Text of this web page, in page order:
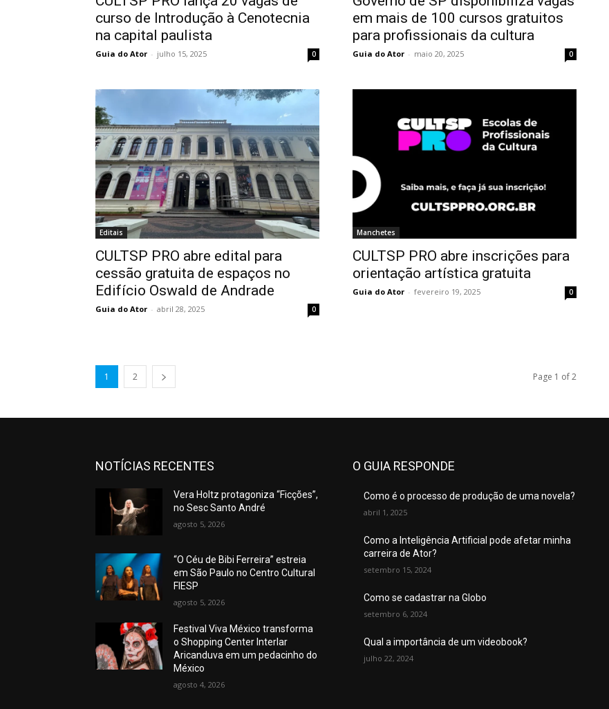
curso de Introdução à Cenotecnia
na capital paulista
Guia do Ator - julho 15, 2025 0
em mais de 100 cursos gratuitos
para profissionais da cultura
Guia do Ator - maio 20, 2025 0
Editais
CULTSP PRO abre edital para
cessão gratuita de espaços no
Edifício Oswald de Andrade
Guia do Ator - abril 28, 2025 0
Manchetes
CULTSP PRO abre inscrições para
orientação artística gratuita
Guia do Ator - fevereiro 19, 2025 0
1 2 Page 1 of 2
NOTÍCIAS RECENTES
Vera Holtz protagoniza “Ficções”,
no Sesc Santo André
agosto 5, 2026
“O Céu de Bibi Ferreira” estreia
em São Paulo no Centro Cultural
FIESP
agosto 5, 2026
Festival Viva México transforma
o Shopping Center Interlar
Aricanduva em um pedacinho do
México
agosto 4, 2026
O GUIA RESPONDE
Como é o processo de produção de uma novela?
abril 1, 2025
Como a Inteligência Artificial pode afetar minha
carreira de Ator?
setembro 15, 2024
Como se cadastrar na Globo
setembro 6, 2024
Qual a importância de um videobook?
julho 22, 2024